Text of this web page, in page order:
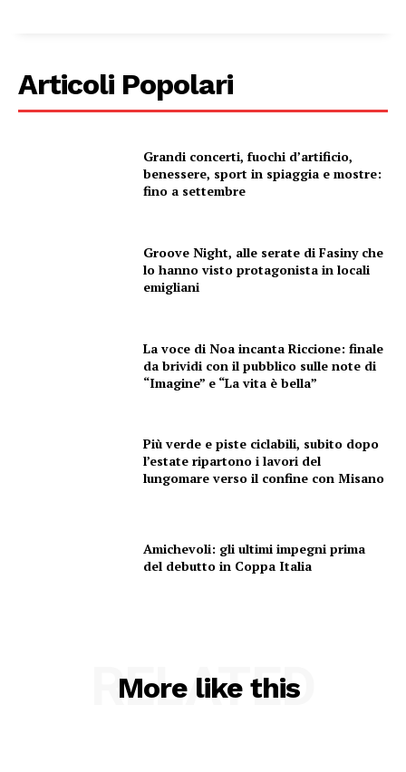
Articoli Popolari
Grandi concerti, fuochi d’artificio,
benessere, sport in spiaggia e mostre:
fino a settembre
Groove Night, alle serate di Fasiny che
lo hanno visto protagonista in locali
emigliani
La voce di Noa incanta Riccione: finale
da brividi con il pubblico sulle note di
“Imagine” e “La vita è bella”
Più verde e piste ciclabili, subito dopo
l’estate ripartono i lavori del
lungomare verso il confine con Misano
Amichevoli: gli ultimi impegni prima
del debutto in Coppa Italia
More like this
RELATED